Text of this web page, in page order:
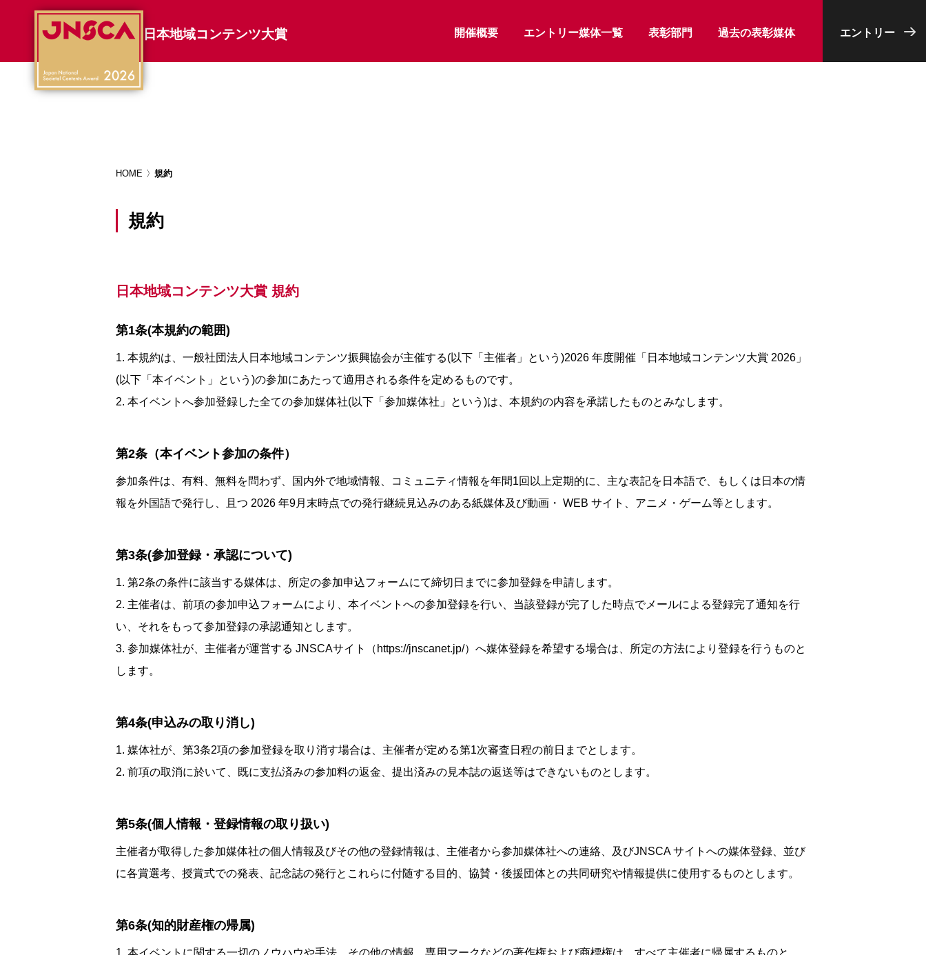
日本地域コンテンツ大賞 開催概要 エントリー媒体一覧 表彰部門 過去の表彰媒体 エントリー
HOME 規約
規約
日本地域コンテンツ大賞 規約
第1条(本規約の範囲)
1. 本規約は、一般社団法人日本地域コンテンツ振興協会が主催する(以下「主催者」という)2026 年度開催「日本地域コンテンツ大賞 2026」
(以下「本イベント」という)の参加にあたって適用される条件を定めるものです。
2. 本イベントへ参加登録した全ての参加媒体社(以下「参加媒体社」という)は、本規約の内容を承諾したものとみなします。
第2条（本イベント参加の条件）
参加条件は、有料、無料を問わず、国内外で地域情報、コミュニティ情報を年間1回以上定期的に、主な表記を日本語で、もしくは日本の情
報を外国語で発行し、且つ 2026 年9月末時点での発行継続見込みのある紙媒体及び動画・ WEB サイト、アニメ・ゲーム等とします。
第3条(参加登録・承認について)
1. 第2条の条件に該当する媒体は、所定の参加申込フォームにて締切日までに参加登録を申請します。
2. 主催者は、前項の参加申込フォームにより、本イベントへの参加登録を行い、当該登録が完了した時点でメールによる登録完了通知を行
い、それをもって参加登録の承認通知とします。
3. 参加媒体社が、主催者が運営する JNSCAサイト（https://jnscanet.jp/）へ媒体登録を希望する場合は、所定の方法により登録を行うものと
します。
第4条(申込みの取り消し)
1. 媒体社が、第3条2項の参加登録を取り消す場合は、主催者が定める第1次審査日程の前日までとします。
2. 前項の取消に於いて、既に支払済みの参加料の返金、提出済みの見本誌の返送等はできないものとします。
第5条(個人情報・登録情報の取り扱い)
主催者が取得した参加媒体社の個人情報及びその他の登録情報は、主催者から参加媒体社への連絡、及びJNSCA サイトへの媒体登録、並び
に各賞選考、授賞式での発表、記念誌の発行とこれらに付随する目的、協賛・後援団体との共同研究や情報提供に使用するものとします。
第6条(知的財産権の帰属)
1. 本イベントに関する一切のノウハウや手法、その他の情報、専用マークなどの著作権および商標権は、すべて主催者に帰属するものと